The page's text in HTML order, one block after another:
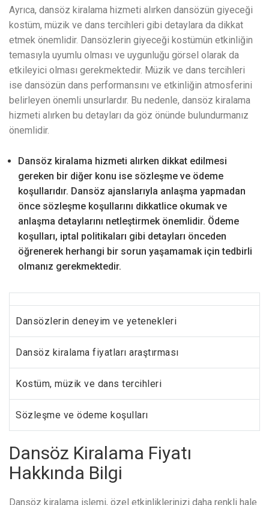
Ayrıca, dansöz kiralama hizmeti alırken dansözün giyeceği
kostüm, müzik ve dans tercihleri gibi detaylara da dikkat
etmek önemlidir. Dansözlerin giyeceği kostümün etkinliğin
temasıyla uyumlu olması ve uygunluğu görsel olarak da
etkileyici olması gerekmektedir. Müzik ve dans tercihleri
ise dansözün dans performansını ve etkinliğin atmosferini
belirleyen önemli unsurlardır. Bu nedenle, dansöz kiralama
hizmeti alırken bu detayları da göz önünde bulundurmanız
önemlidir.
Dansöz kiralama hizmeti alırken dikkat edilmesi
gereken bir diğer konu ise sözleşme ve ödeme
koşullarıdır. Dansöz ajanslarıyla anlaşma yapmadan
önce sözleşme koşullarını dikkatlice okumak ve
anlaşma detaylarını netleştirmek önemlidir. Ödeme
koşulları, iptal politikaları gibi detayları önceden
öğrenerek herhangi bir sorun yaşamamak için tedbirli
olmanız gerekmektedir.
Dansözlerin deneyim ve yetenekleri
Dansöz kiralama fiyatları araştırması
Kostüm, müzik ve dans tercihleri
Sözleşme ve ödeme koşulları
Dansöz Kiralama Fiyatı
Hakkında Bilgi
Dansöz kiralama işlemi, özel etkinliklerinizi daha renkli hale